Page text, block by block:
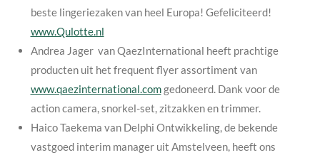
beste lingeriezaken van heel Europa! Gefeliciteerd!
www.Qulotte.nl
Andrea Jager van QaezInternational heeft prachtige
producten uit het frequent flyer assortiment van
www.qaezinternational.comgedoneerd. Dank voor de
action camera, snorkel-set, zitzakken en trimmer.
Haico Taekema van Delphi Ontwikkeling, de bekende
vastgoed interim manager uit Amstelveen, heeft ons